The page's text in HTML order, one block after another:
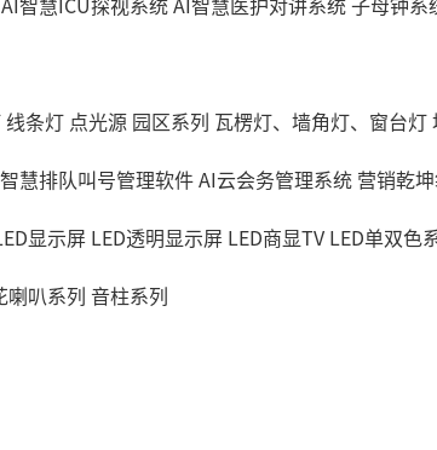
线条灯 点光源 园区系列 瓦楞灯、墙角灯、窗台灯
慧排队叫号管理软件AI云会务管理系统 营销乾
显示屏 LED透明显示屏 LED商显TV LED单双色
喇叭系列 音柱系列